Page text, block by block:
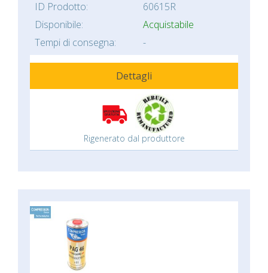
ID Prodotto:
60615R
Disponibile:
Acquistabile
Tempi di consegna:
-
Dettagli
Rigenerato dal produttore